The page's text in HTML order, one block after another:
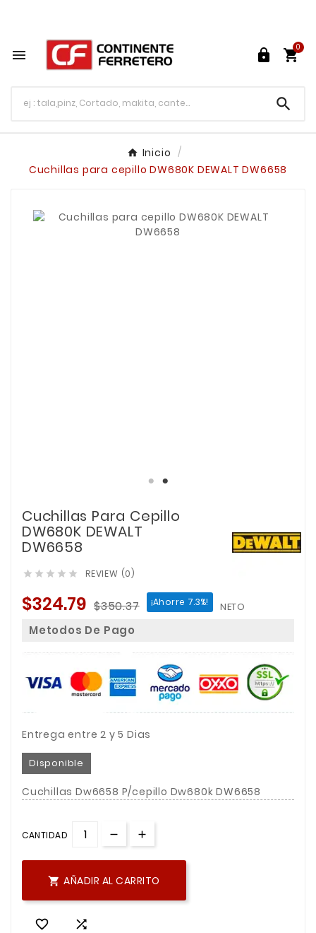
  
0

Inicio
Cuchillas para cepillo DW680K DEWALT DW6658
Cuchillas Para Cepillo
DW680K DEWALT
DW6658
     REVIEW (0)
$324.79 $350.37 ¡Ahorre 7.3%! NETO
Metodos De Pago
Entrega entre 2 y 5 Dias
Disponible
Cuchillas Dw6658 P/cepillo Dw680k DW6658
CANTIDAD
 AÑADIR AL CARRITO
 